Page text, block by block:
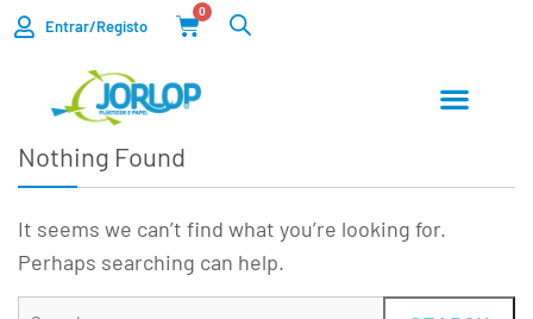
Entrar/Registo
0
Nothing Found
It seems we can’t find what you’re looking for.
Perhaps searching can help.